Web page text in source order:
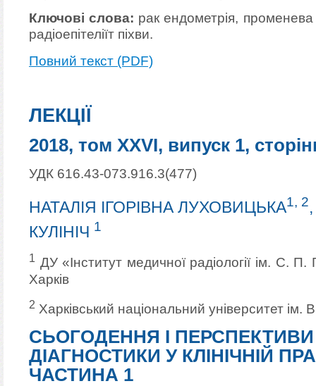
Ключові слова: рак ендометрія, променева
радіоепітеліїт піхви.
Повний текст (PDF)
ЛЕКЦІЇ
2018, том XXVI, випуск 1,
УДК 616.43-073.916.3(477)
НАТАЛІЯ ІГОРІВНА ЛУХОВИЦЬКА1, 2
КУЛІНІЧ 1
1 ДУ «Інститут медичної радіології ім. С.
Харків
2 Харківський національний університет ім.
СЬОГОДЕННЯ І ПЕРСПЕКТИВИ
ДІАГНОСТИКИ У КЛІНІЧНІЙ
ЧАСТИНА 1